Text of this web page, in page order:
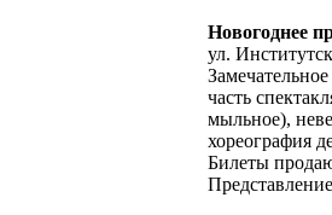
Новогоднее
ул.
часть
мыльное),
хореография
Билеты